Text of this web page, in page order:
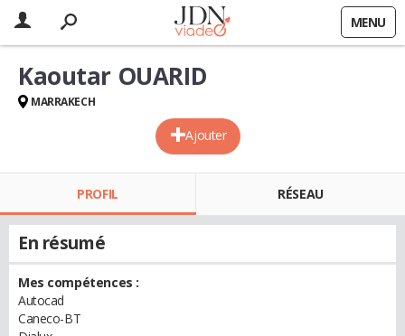
MENU
Ajouter
Kaoutar OUARID
MARRAKECH
PROFIL RÉSEAU
En résumé
Mes compétences :
Autocad
Caneco-BT